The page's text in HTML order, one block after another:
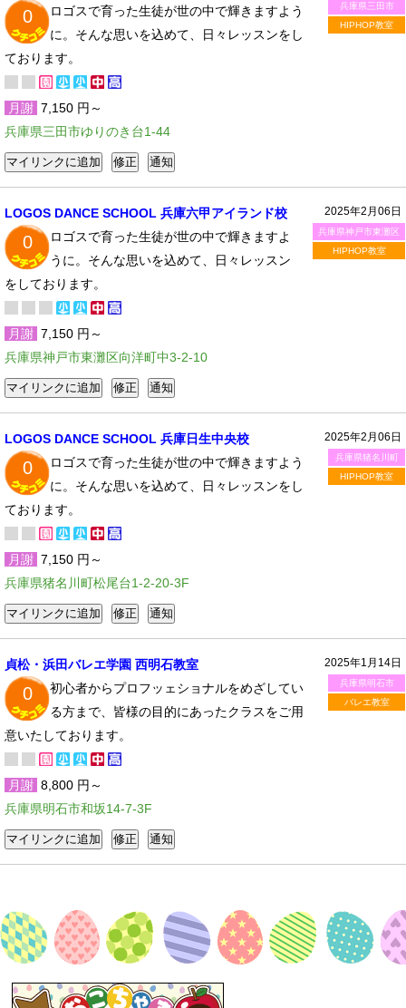
兵庫県三田市
HIPHOP教室
0
ロゴスで育った生徒が世の中で輝きますよう
に。そんな思いを込めて、日々レッスンをし
ております。
月謝 7,150 円～
兵庫県三田市ゆりのき台1-44
2025年2月06日
兵庫県神戸市東灘区
HIPHOP教室
LOGOS DANCE SCHOOL 兵庫六甲アイランド校
0
ロゴスで育った生徒が世の中で輝きますよ
うに。そんな思いを込めて、日々レッスン
をしております。
月謝 7,150 円～
兵庫県神戸市東灘区向洋町中3-2-10
2025年2月06日
兵庫県猪名川町
HIPHOP教室
LOGOS DANCE SCHOOL 兵庫日生中央校
0
ロゴスで育った生徒が世の中で輝きますよう
に。そんな思いを込めて、日々レッスンをし
ております。
月謝 7,150 円～
兵庫県猪名川町松尾台1-2-20-3F
2025年1月14日
兵庫県明石市
バレエ教室
貞松・浜田バレエ学園 西明石教室
0
初心者からプロフッェショナルをめざしてい
る方まで、皆様の目的にあったクラスをご用
意いたしております。
月謝 8,800 円～
兵庫県明石市和坂14-7-3F